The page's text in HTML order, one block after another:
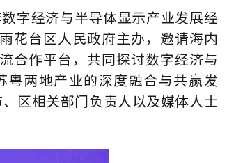
字经济与半导体显示产业发展经
花台区人民政府主办，邀请海内
合作平台，共同探讨数字经济与
粤两地产业的深度融合与共赢发
区相关部门负责人以及媒体人士